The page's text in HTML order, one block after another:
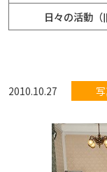
日々の活動（
2010.10.27